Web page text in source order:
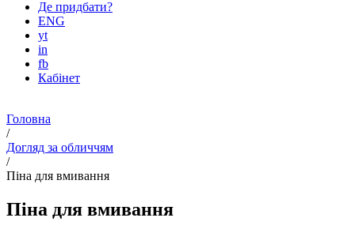
Де придбати?
ENG
yt
in
fb
Кабінет
Головна
/
Догляд за обличчям
/
Піна для вмивання
Піна для вмивання